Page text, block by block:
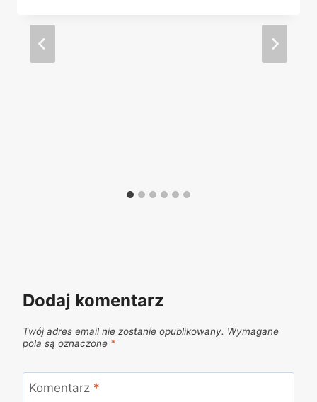
Dodaj komentarz
Twój adres email nie zostanie opublikowany. Wymagane
pola są oznaczone *
Komentarz *